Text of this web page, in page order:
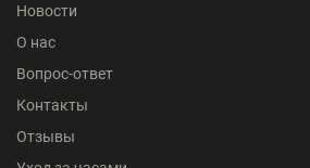
Новости
О нас
Вопрос-ответ
Контакты
Отзывы